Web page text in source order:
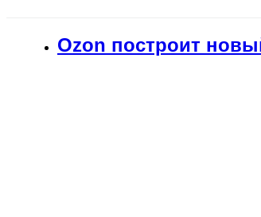
Ozon построит